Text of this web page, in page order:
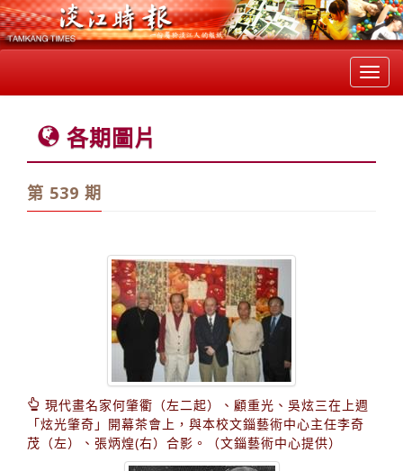
各期圖片
第 539 期
現代畫名家何肇衢（左二起）、顧重光、吳炫三在上週
「炫光肇奇」開幕茶會上，與本校文錙藝術中心主任李奇
茂（左）、張炳煌(右）合影。（文錙藝術中心提供）